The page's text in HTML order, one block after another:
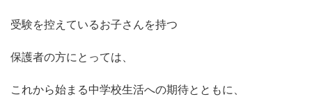
受験を控えているお子さんを持つ
保護者の方にとっては、
これから始まる中学校生活への期待とともに、